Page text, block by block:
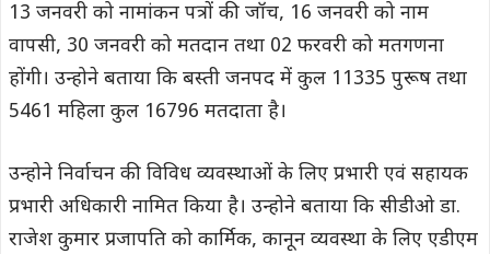
13 जनवरी को नामांकन पत्रों की जॉच, 16 जनवरी को नाम
वापसी, 30 जनवरी को मतदान तथा 02 फरवरी को मतगणना
होंगी। उन्होने बताया कि बस्ती जनपद में कुल 11335 पुरूष तथा
5461 महिला कुल 16796 मतदाता है।
उन्होने निर्वाचन की विविध व्यवस्थाओं के लिए प्रभारी एवं सहायक
प्रभारी अधिकारी नामित किया है। उन्होने बताया कि सीडीओ डा.
राजेश कुमार प्रजापति को कार्मिक, कानून व्यवस्था के लिए एडीएम